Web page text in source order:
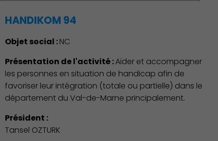
HANDIKOM 94
Objet social :NC
Présentation de l'activité :Aider et accompagner
les personnes en situation de handicap afin de
favoriser leur intégration (totale ou partielle) dans le
département du Val-de-Marne principalement.
Président :
Tansel OZTURK